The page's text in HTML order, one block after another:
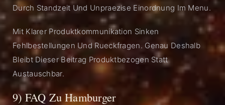
Durch Standzeit Und Unpraezise Einordnung Im Menu.
Mit Klarer Produktkommunikation Sinken
Fehlbestellungen Und Rueckfragen. Genau Deshalb
Bleibt Dieser Beitrag Produktbezogen Statt
Austauschbar.
9) FAQ Zu Hamburger